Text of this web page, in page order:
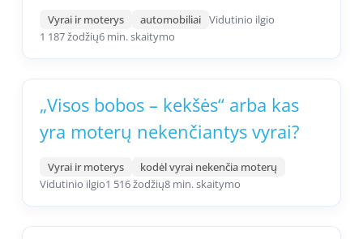
Vyrai ir moterys automobiliai Vidutinio ilgio
1 187 žodžių6 min. skaitymo
„Visos bobos – kekšės“ arba kas
yra moterų nekenčiantys vyrai?
Vyrai ir moterys
kodėl vyrai nekenčia moterų
Vidutinio ilgio1 516 žodžių8 min. skaitymo